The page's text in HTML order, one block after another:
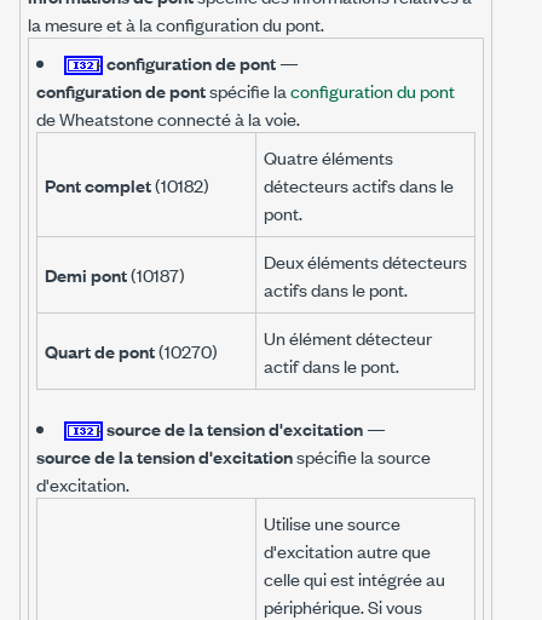
la mesure et à la configuration du pont.
configuration de pont—
configuration de pontspécifie laconfiguration du pont
de Wheatstone connecté à la voie.
Pont complet(10182)
Quatre éléments
détecteurs actifs dans le
pont.
Demi pont(10187)
Deux éléments détecteurs
actifs dans le pont.
Quart de pont(10270)
Un élément détecteur
actif dans le pont.
source de la tension d'excitation—
source de la tension d'excitationspécifie la source
d'excitation.
Utilise une source
d'excitation autre que
celle qui est intégrée au
périphérique. Si vous